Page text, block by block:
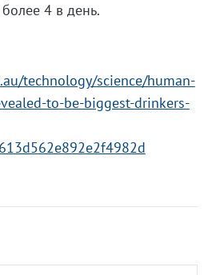
4 в день.
technology/science/human-
to-be-biggest-drinkers-